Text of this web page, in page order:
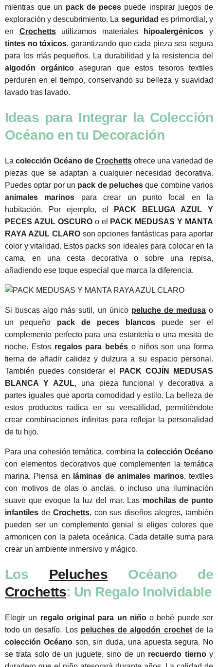
mientras que un pack de peces puede inspirar juegos de
exploración y descubrimiento. La seguridad es primordial, y
en Crochettsutilizamos materiales hipoalergénicos y
tintes no tóxicos, garantizando que cada pieza sea segura
para los más pequeños. La durabilidad y la resistencia del
algodón orgánicoaseguran que estos tesoros textiles
perduren en el tiempo, conservando su belleza y suavidad
lavado tras lavado.
Ideas para Integrar la Colección
Océano en tu Decoración
La colección Océano de Crochetts ofrece una variedad de
piezas que se adaptan a cualquier necesidad decorativa.
Puedes optar por un pack de peluches que combine varios
animales marinos para crear un punto focal en la
habitación. Por ejemplo, el
PACK BELUGA AZUL Y
PECES AZUL OSCUROo el
PACK MEDUSAS Y MANTA
RAYA AZUL CLAROson opciones fantásticas para aportar
color y vitalidad. Estos packs son ideales para colocar en la
cama, en una cesta decorativa o sobre una repisa,
añadiendo ese toque especial que marca la diferencia.
Si buscas algo más sutil, un único peluche de medusao
un pequeño pack de peces blancos puede ser el
complemento perfecto para una estantería o una mesita de
noche. Estos regalos para bebés o niños son una forma
tierna de añadir calidez y dulzura a su espacio personal.
También puedes considerar el
PACK COJÍN MEDUSAS
BLANCA Y AZUL, una pieza funcional y decorativa a
partes iguales que aporta comodidad y estilo. La belleza de
estos productos radica en su versatilidad, permitiéndote
crear combinaciones infinitas para reflejar la personalidad
de tu hijo.
Para una cohesión temática, combina la colección Océano
con elementos decorativos que complementen la temática
marina. Piensa en
láminas de animales marinos, textiles
con motivos de olas o anclas, o incluso una iluminación
suave que evoque la luz del mar. Las mochilas de punto
infantiles de Crochetts, con sus diseños alegres, también
pueden ser un complemento genial si eliges colores que
armonicen con la paleta oceánica. Cada detalle suma para
crear un ambiente inmersivo y mágico.
Los Peluches Océano de
Crochetts: Un Regalo Inolvidable
Elegir un regalo original para un niñoo bebé puede ser
todo un desafío. Los peluches de algodón crochetde la
colección Océanoson, sin duda, una apuesta segura. No
se trata solo de un juguete, sino de un recuerdo tiernoy